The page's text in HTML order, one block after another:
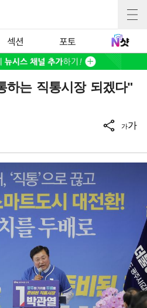
섹션 포토
하는 직통시장 되겠다"
가가